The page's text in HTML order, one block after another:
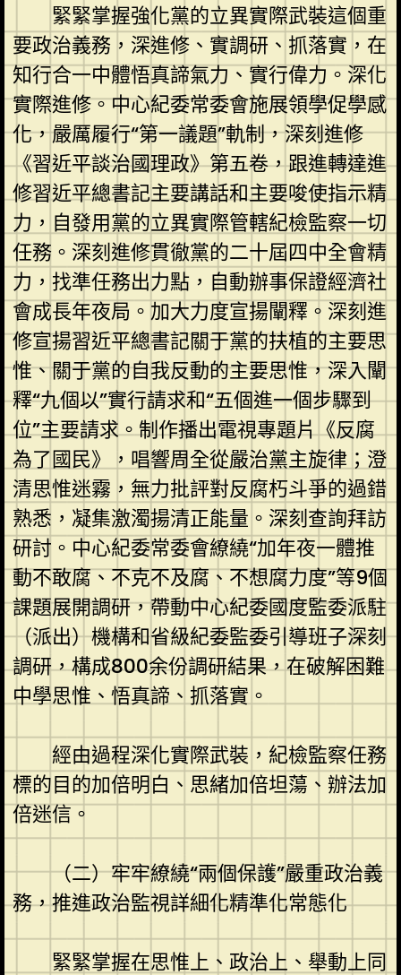
緊緊掌握強化黨的立異實際武裝這個重
要政治義務，深進修、實調研、抓落實，在
知行合一中體悟真諦氣力、實行偉力。深化
實際進修。中心紀委常委會施展領學促學感
化，嚴厲履行“第一議題”軌制，深刻進修
《習近平談治國理政》第五卷，跟進轉達進
修習近平總書記主要講話和主要唆使指示精
力，自發用黨的立異實際管轄紀檢監察一切
任務。深刻進修貫徹黨的二十屆四中全會精
力，找準任務出力點，自動辦事保證經濟社
會成長年夜局。加大力度宣揚闡釋。深刻進
修宣揚習近平總書記關于黨的扶植的主要思
惟、關于黨的自我反動的主要思惟，深入闡
釋“九個以”實行請求和“五個進一個步驟到
位”主要請求。制作播出電視專題片《反腐
為了國民》，唱響周全從嚴治黨主旋律；澄
清思惟迷霧，無力批評對反腐朽斗爭的過錯
熟悉，凝集激濁揚清正能量。深刻查詢拜訪
研討。中心紀委常委會繚繞“加年夜一體推
動不敢腐、不克不及腐、不想腐力度”等9個
課題展開調研，帶動中心紀委國度監委派駐
（派出）機構和省級紀委監委引導班子深刻
調研，構成800余份調研結果，在破解困難
中學思惟、悟真諦、抓落實。
經由過程深化實際武裝，紀檢監察任務
標的目的加倍明白、思緒加倍坦蕩、辦法加
倍迷信。
（二）牢牢繚繞“兩個保護”嚴重政治義
務，推進政治監視詳細化精準化常態化
緊緊掌握在思惟上、政治上、舉動上同